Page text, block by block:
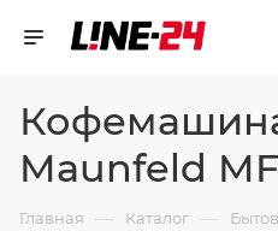
Maunfeld
Главная — Каталог —